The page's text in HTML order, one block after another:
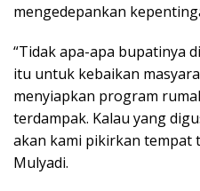
mengedepankan
“Tidak apa-apa bupatinya
itu untuk kebaikan
menyiapkan program
terdampak. Kalau yang
akan kami pikirkan tempat
Mulyadi.